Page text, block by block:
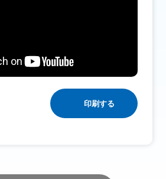
印刷する